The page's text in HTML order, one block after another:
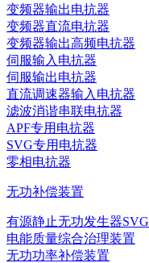
变频器输出电抗器
变频器直流电抗器
变频器输出高频电抗器
伺服输入电抗器
伺服输出电抗器
直流调速器输入电抗器
滤波消谐串联电抗器
APF专用电抗器
SVG专用电抗器
零相电抗器
无功补偿装置
有源静止无功发生器SVG
电能质量综合治理装置
无功功率补偿装置